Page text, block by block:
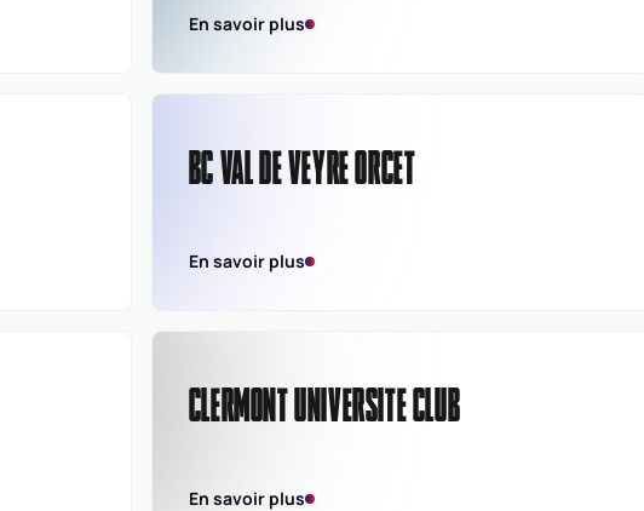
En savoir plus
BC VAL DE VEYRE ORCET
En savoir plus
CLERMONT UNIVERSITE CLUB
En savoir plus